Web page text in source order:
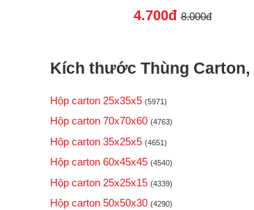
4.700đ 8.000đ
Kích thước Thùng
Hộp carton 25x35x5 (5971)
Hộp carton 70x70x60 (4763)
Hộp carton 35x25x5 (4651)
Hộp carton 60x45x45 (4540)
Hộp carton 25x25x15 (4339)
Hộp carton 50x50x30 (4290)